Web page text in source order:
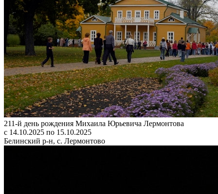
211-й день рождения Михаила Юрьевича Лермонтова
с 14.10.2025 по 15.10.2025
Белинский р-н, с. Лермонтово